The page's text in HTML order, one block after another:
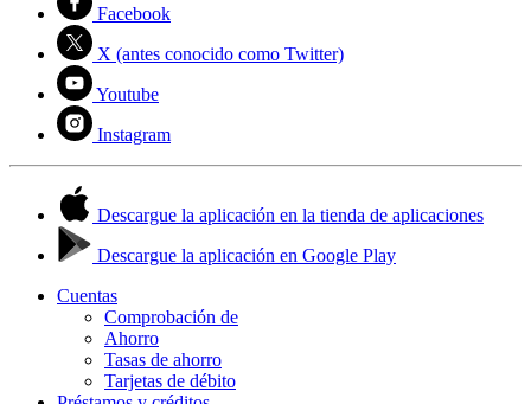
Facebook
X (antes conocido como Twitter)
Youtube
Instagram
Descargue la aplicación en la tienda de aplicaciones
Descargue la aplicación en Google Play
Cuentas
Comprobación de
Ahorro
Tasas de ahorro
Tarjetas de débito